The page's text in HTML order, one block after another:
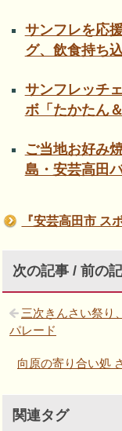
サンフレを応
グ、飲食持ち
サンフレッチ
ボ「たかたん
ご当地お好み
島・安芸高田
『安芸高田市 ス
次の記事 / 前の
三次きんさい祭り
パレード
向原の寄り合い処
関連タグ